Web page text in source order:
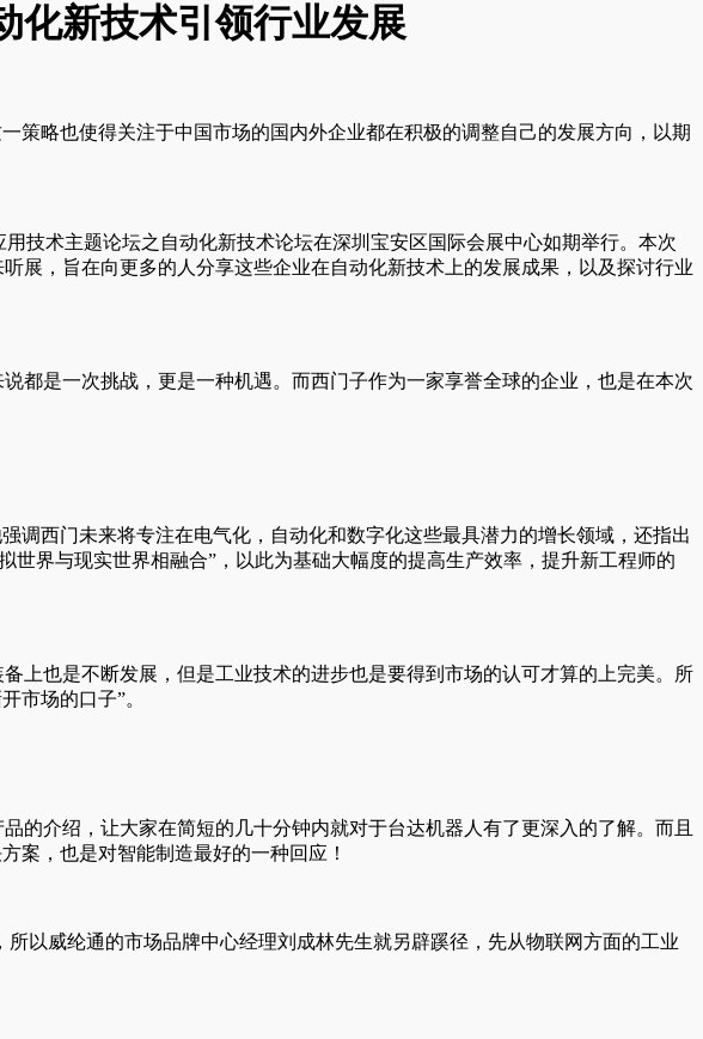
化新技术引领行业发展
策略也使得关注于中国市场的国内外企业都在积极的调整自己的发展方向，以期
技术主题论坛之自动化新技术论坛在深圳宝安区国际会展中心如期举行。本次
展，旨在向更多的人分享这些企业在自动化新技术上的发展成果，以及探讨行业
都是一次挑战，更是一种机遇。而西门子作为一家享誉全球的企业，也是在本次
调西门未来将专注在电气化，自动化和数字化这些最具潜力的增长领域，还指出
界与现实世界相融合”，以此为基础大幅度的提高生产效率，提升新工程师的
上也是不断发展，但是工业技术的进步也是要得到市场的认可才算的上完美。所
市场的口子”。
的介绍，让大家在简短的几十分钟内就对于台达机器人有了更深入的了解。而且
案，也是对智能制造最好的一种回应！
以威纶通的市场品牌中心经理刘成林先生就另辟蹊径，先从物联网方面的工业